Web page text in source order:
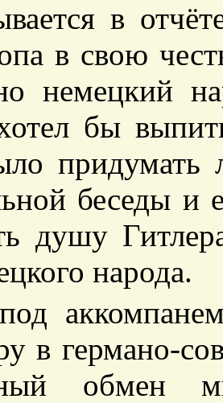
в
в свою
немецкий
бы
придумать
беседы и
душу
народа.
в германо-
обмен